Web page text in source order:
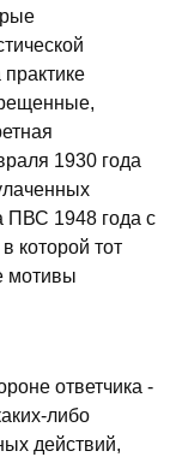
практике
1930 года
ПВС 1948 года с
которой тот
мотивы
ответчика -
либо
действий,